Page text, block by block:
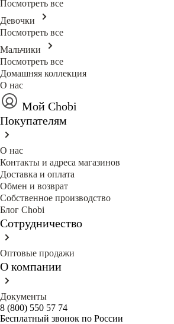
Посмотреть все
Девочки
Посмотреть все
Мальчики
Посмотреть все
Домашняя коллекция
О нас
Мой Chobi
Покупателям
О нас
Контакты и адреса магазинов
Доставка и оплата
Обмен и возврат
Собственное производство
Блог Сhobi
Сотрудничество
Оптовые продажи
О компании
Документы
8 (800) 550 57 74
Бесплатный звонок по России